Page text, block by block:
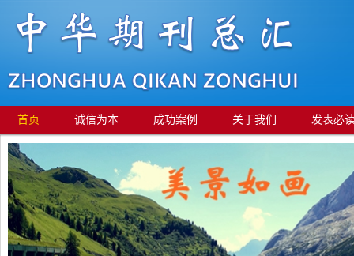
首页 诚信为本 成功案例 关于我们 发表必